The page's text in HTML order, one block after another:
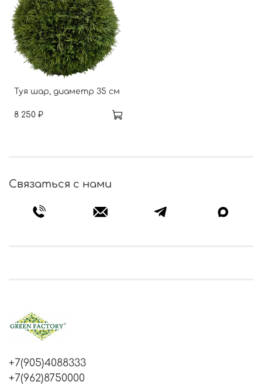
Туя шар, диаметр 35 см
8 250 ₽
Связаться с нами
+7(905)4088333
+7(962)8750000